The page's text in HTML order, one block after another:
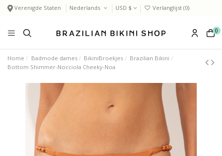
Verenigde Staten Nederlands USD $ Verlanglijst (0)
0
Home Badmode dames BikiniBroekjes
Brazilian Bikini
Bottom Shimmer-Nocciola Cheeky-Noa